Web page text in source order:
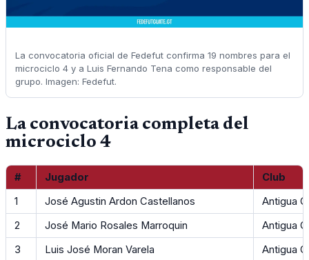
La convocatoria oficial de Fedefut confirma 19 nombres para el
microciclo 4 y a Luis Fernando Tena como responsable del
grupo. Imagen: Fedefut.
La convocatoria completa del
microciclo 4
# Jugador
Club
1
José Agustin Ardon Castellanos
Antigua
2
José Mario Rosales Marroquin
Antigua
3
Luis José Moran Varela
Antigua